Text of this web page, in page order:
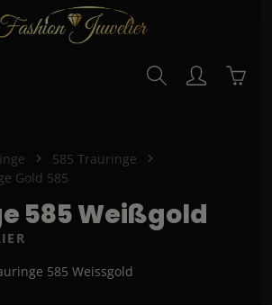
585 Trauringe
Gold 585
585 Weißgold
585 Weissgold